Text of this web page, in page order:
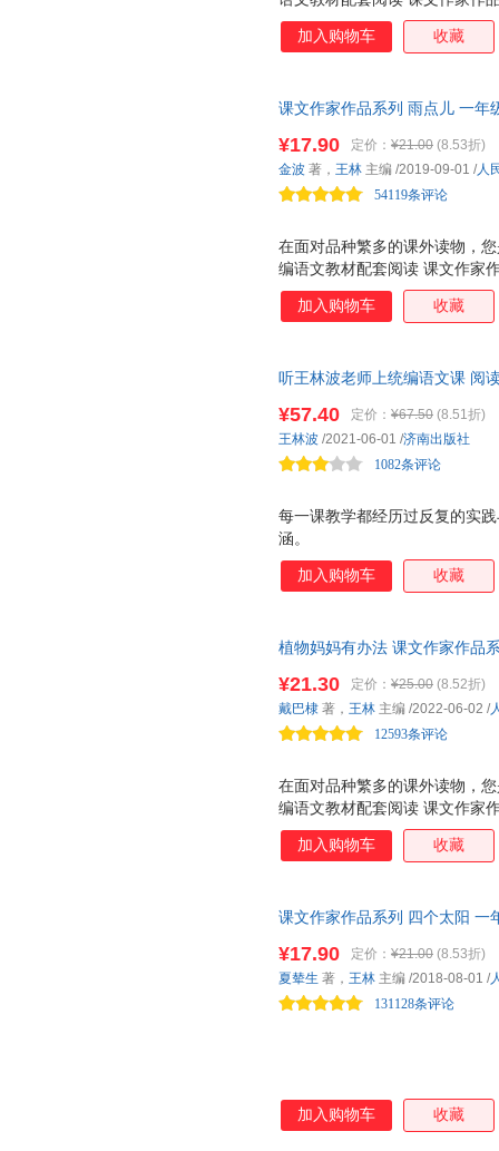
实践分级阅读，品读经典美文
是一套配合统编语文教材的学
学生的阅读能力分级阅读。低
主阅读。 ☆正文后附有 作家和
事，提供背景资料，指导学生
文教材，再现辉煌
加入购物车 收藏
课文作家作品系列 雨点儿 一年
课文相关的文章。
在面对品种繁多的课外读物，
编语文教材配套阅读 课文作家
家，实践分级阅读，品读经典
列 是一套配合统编语文教材
按学生的阅读能力分级阅读。
有 作家和你面对面 栏目，介绍
学生的阅读与写作。 人教社经
家带你爱上阅
¥17.90 定价： ¥21.00 (8.53折)
54119条评论
金波 著， 王林 主编 /2019-09-01 /人
加入购物车 收藏
听王林波老师上统编语文课 阅
每一课教学都经历过反复的实
涵。
¥57.40 定价： ¥67.50 (8.51折)
1082条评论
王林波 /2021-06-01 /济南出版社
加入购物车 收藏
植物妈妈有办法 课文作家作品
在面对品种繁多的课外读物，
编语文教材配套阅读 课文作家
家，实践分级阅读，品读经典
列 是一套配合统编语文教材
按学生的阅读能力分级阅读。
有 作家和你面对面 栏目，介绍
学生的阅读与写作。 人教社经
家带你爱上阅
¥21.30 定价： ¥25.00 (8.52折)
12593条评论
戴巴棣 著， 王林 主编 /2022-06-02 /
加入购物车 收藏
课文作家作品系列 四个太阳 一
¥17.90 定价： ¥21.00 (8.53折)
131128条评论
夏辇生 著， 王林 主编 /2018-08-01 /
加入购物车 收藏